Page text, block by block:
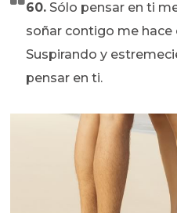
60. Sólo pensar en ti
soñar contigo me hace
Suspirando y
pensar en ti.